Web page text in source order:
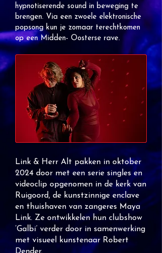
hypnotiserende sound in beweging te
brengen. Via een zwoele elektronische
popsong kun je zomaar terechtkomen
op een Midden- Oosterse rave.
Link & Herr Alt pakken in oktober
2024 door met een serie singles en
videoclip opgenomen in de kerk van
Ruigoord, de kunstzinnige enclave
en thuishaven van zangeres Maya
Link. Ze ontwikkelen hun clubshow
‘Galbi’ verder door in samenwerking
met visueel kunstenaar Robert